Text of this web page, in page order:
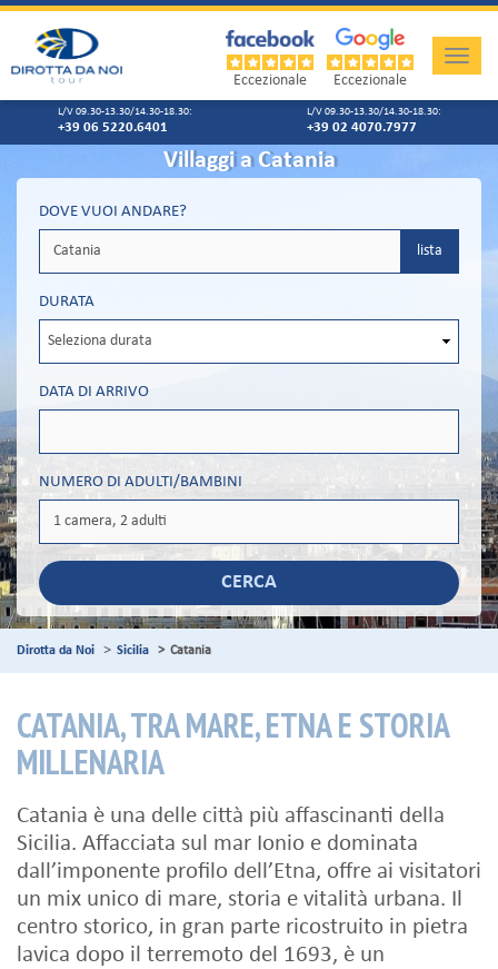
Toggle
Eccezionale Eccezionale
L/V 09.30-13.30/14.30-18.30:
+39 06 5220.6401
L/V 09.30-13.30/14.30-18.30:
+39 02 4070.7977
Villaggi a Catania
DOVE VUOI ANDARE?
lista
DURATA
DATA DI ARRIVO
NUMERO DI ADULTI/BAMBINI
CERCA
Dirotta da Noi Sicilia Catania
CATANIA, TRA MARE, ETNA E STORIA
MILLENARIA
Catania è una delle città più affascinanti della
Sicilia. Affacciata sul mar Ionio e dominata
dall’imponente profilo dell’Etna, offre ai visitatori
un mix unico di mare, storia e vitalità urbana. Il
centro storico, in gran parte ricostruito in pietra
lavica dopo il terremoto del 1693, è un